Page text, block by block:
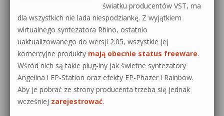
Dubstep z syntezatorem Massive
Kontakt 5 Kompendium
Pakiety
Archiwum aktualności
Polityka prywatności
Regulamin
Działanie sklepu internetowego
Wyszukiwanie
światku producentów VST, ma
dla wszystkich nie lada niespodziankę. Z wyjątkiem
wirtualnego syntezatora Rhino, ostatnio
uaktualizowanego do wersji 2.05, wszystkie jej
komercyjne produkty mają obecnie status freeware.
Wśród nich są takie plug-iny jak świetne syntezatory
Angelina i EP-Station oraz efekty EP-Phazer i Rainbow.
Aby je pobrać ze strony producenta trzeba się jednak
wcześniej zarejestrować.